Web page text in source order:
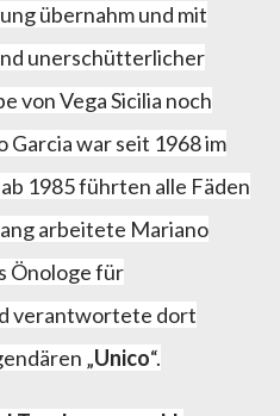
übernahm und mit
unerschütterlicher
von Vega Sicilia noch
Garcia war seit 1968 im
1985 führten alle Fäden
arbeitete Mariano
Önologe für
verantwortete dort
„Unico“.